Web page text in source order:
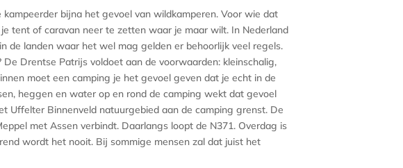
kampeerder bijna het gevoel van wildkamperen. Voor wie dat
tent of caravan neer te zetten waar je maar wilt. In Nederland
de landen waar het wel mag gelden er behoorlijk veel regels.
Drentse Patrijs voldoet aan de voorwaarden: kleinschalig,
moet een camping je het gevoel geven dat je echt in de
heggen en water op en rond de camping wekt dat gevoel
Uffelter Binnenveld natuurgebied aan de camping grenst. De
met Assen verbindt. Daarlangs loopt de N371. Overdag is
wordt het nooit. Bij sommige mensen zal dat juist het